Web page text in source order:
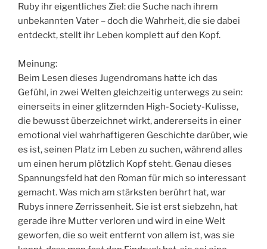
Ruby ihr eigentliches Ziel: die Suche nach ihrem
unbekannten Vater – doch die Wahrheit, die sie dabei
entdeckt, stellt ihr Leben komplett auf den Kopf.
Meinung:
Beim Lesen dieses Jugendromans hatte ich das
Gefühl, in zwei Welten gleichzeitig unterwegs zu sein:
einerseits in einer glitzernden High-Society-Kulisse,
die bewusst überzeichnet wirkt, andererseits in einer
emotional viel wahrhaftigeren Geschichte darüber, wie
es ist, seinen Platz im Leben zu suchen, während alles
um einen herum plötzlich Kopf steht. Genau dieses
Spannungsfeld hat den Roman für mich so interessant
gemacht. Was mich am stärksten berührt hat, war
Rubys innere Zerrissenheit. Sie ist erst siebzehn, hat
gerade ihre Mutter verloren und wird in eine Welt
geworfen, die so weit entfernt von allem ist, was sie